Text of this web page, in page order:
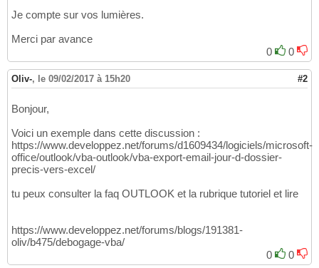
Je compte sur vos lumières.
Merci par avance
0
0
Oliv-, le 09/02/2017 à 15h20 #2
Bonjour,
Voici un exemple dans cette discussion :
https://www.developpez.net/forums/d1609434/logiciels/microsoft-
office/outlook/vba-outlook/vba-export-email-jour-d-dossier-
precis-vers-excel/
tu peux consulter la faq OUTLOOK et la rubrique tutoriel et lire
https://www.developpez.net/forums/blogs/191381-
oliv/b475/debogage-vba/
0
0